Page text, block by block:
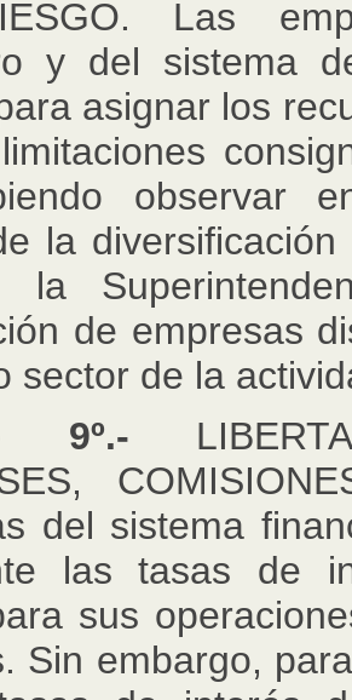
Las
y del sistema
asignar los
observar
la
la
de empresas
sector de la
9º.-
del sistema
las tasas de
sus
Sin embargo,